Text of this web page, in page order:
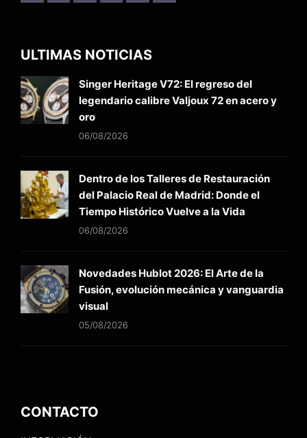
ULTIMAS NOTICIAS
Singer Heritage V72: El regreso del
legendario calibre Valjoux 72 en acero y
oro
06/08/2026
Dentro de los Talleres de Restauración
del Palacio Real de Madrid: Donde el
Tiempo Histórico Vuelve a la Vida
06/08/2026
Novedades Hublot 2026: El Arte de la
Fusión, evolución mecánica y vanguardia
visual
05/08/2026
CONTACTO